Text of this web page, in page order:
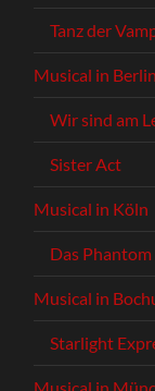
Tanz der
Musical in Berlin
Wir sind am
Sister Act
Musical in Köln
Das
Musical in
Starlight